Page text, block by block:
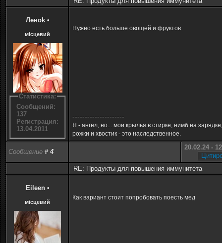
Леноk •
місцевий
Статистика:
Сообщений:
137
Регистрация:
13.04.2011
Нужно есть больше овощей и фруктов
---------------------
Я - ангел, но... мои крылья в стирке, нимб на
рожки и хвостик - это наследственное.
Сообщение # 4
20.02.24 -
RE: Продукты для повышения иммунитета
Eileen •
місцевий
Как вариант стоит попробовать поесть мед